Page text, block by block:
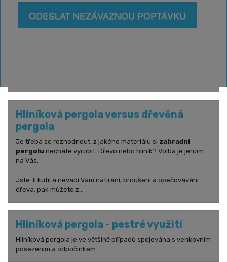
Mohlo by vás také zajímat...
Hliníková pergola versus dřevěná
pergola
Je třeba se rozhodnout, z jakého materiálu si zahradní
pergolu necháte vyrobit. Dřevo nebo hliník? Volba je jenom
na Vás.
Jste-li kutil a nevadí Vám natírání, broušení a opečovávání
dřeva, pak můžete z...
Hliníková pergola - pestré využití
Hliníková pergola je ve většině případů spojována s venkovním
posezením a odpočinkem.
ODESLAT NEZÁVAZNOU POPTÁVKU